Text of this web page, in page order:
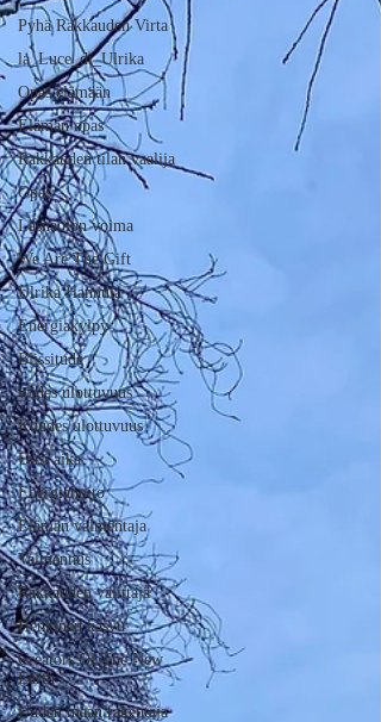
Pyhä Rakkauden Virta
la_Luce_di_Ulrika
Opas elämään
Elämän opas
Rakkauden tilan vaalija
Opas
Läsnäolon voima
We Are The Gift
Ulrika Hannula
Energiakylpy
Blissitude
viides ulottuvuus
Kuudes ulottuvuus
Uusi aika
Energiahoito
Elämän valmentaja
Valmennus
Rakkauden välittäjä
Henkinen kasvu
Creators Of The New
Earth
Uuden maan rakentaja